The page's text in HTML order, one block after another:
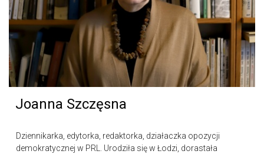
Joanna Szczęsna
Dziennikarka, edytorka, redaktorka, działaczka opozycji
demokratycznej w PRL. Urodziła się w Łodzi, dorastała